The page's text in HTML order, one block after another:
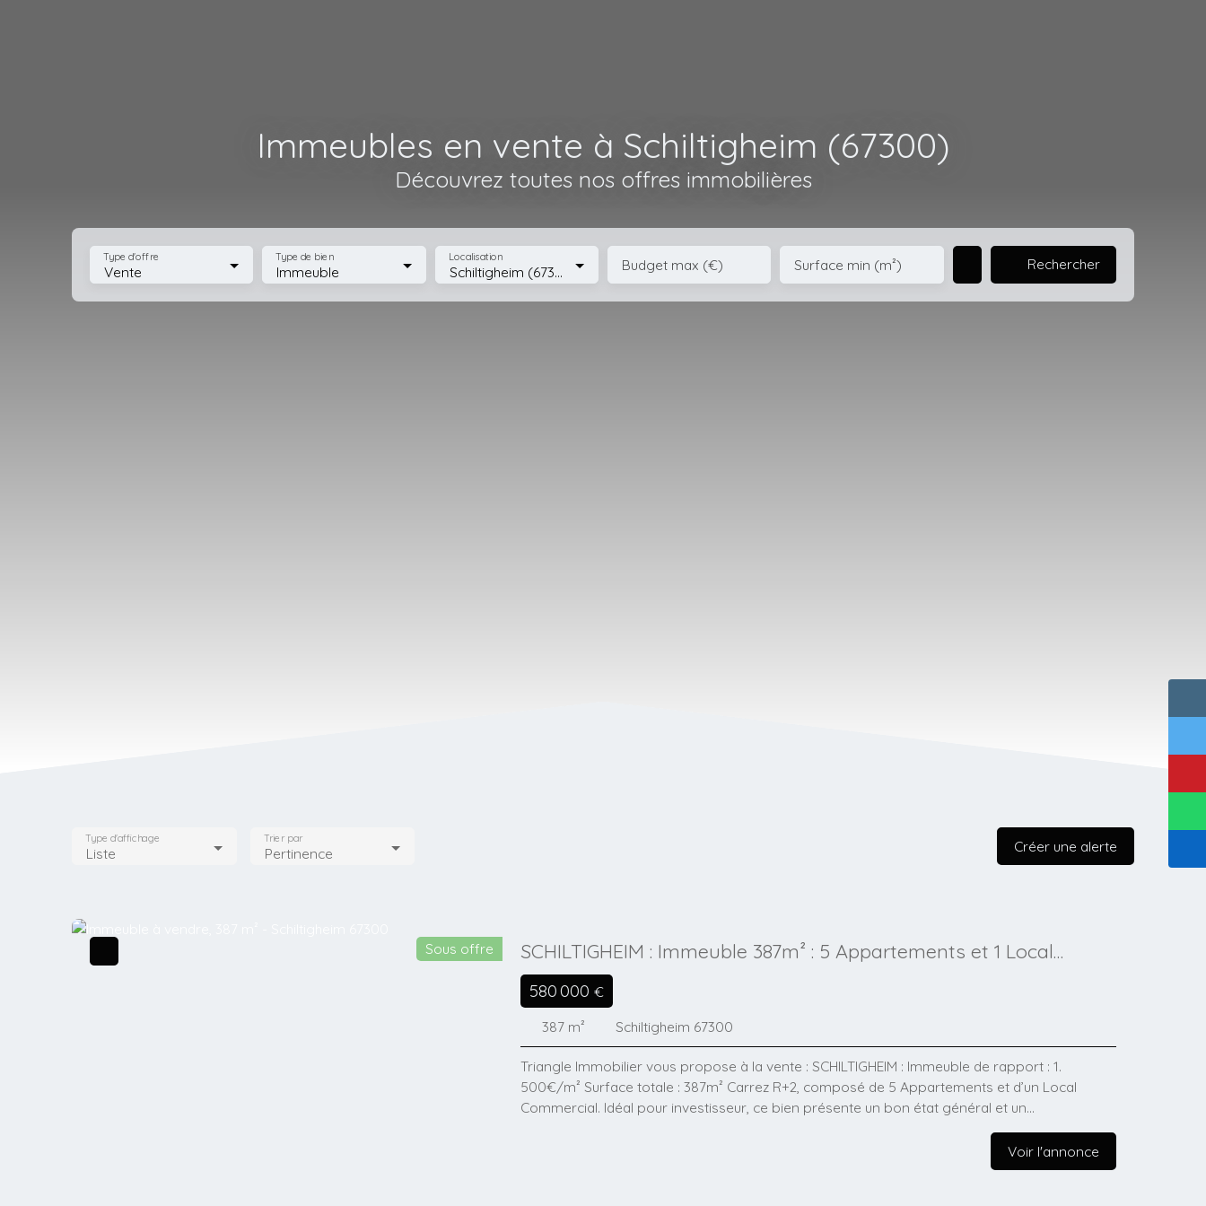
Immeubles en vente à Schiltigheim (67300)
Découvrez toutes nos offres immobilières
Vente
Type d'offre
Immeuble
Type de bien
Schiltigheim (67300)
Localisation Budget max (€) Surface min (m²) Rechercher
Liste
Type d'affichage
Pertinence
Trier par Créer une alerte
Sous offre
SCHILTIGHEIM : Immeuble 387m² : 5 Appartements et 1 Local
Commercial
580 000 €
387 m² Schiltigheim 67300
Triangle Immobilier vous propose à la vente : SCHILTIGHEIM : Immeuble de rapport : 1.
500€/m² Surface totale : 387m² Carrez R+2, composé de 5 Appartements et d’un Local
Commercial. Idéal pour investisseur, ce bien présente un bon état général et un
emplacement recherché, à proximité immédiate du tram et à quelques minutes du centre-ville
de Strasbourg. Un bien rare sur le secteur, offrant un rendement immédiat. Répartition des
lots : - RDC cour : 1 grand Garage double en profondeur vendu libre d'occupation - RDC :
Voir l'annonce